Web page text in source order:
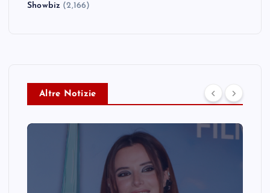
Showbiz (2,166)
Altre Notizie